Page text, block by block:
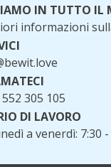
IN TUTTO IL
informazioni
305 105
DI LAVORO
a venerdì: 7:30 -